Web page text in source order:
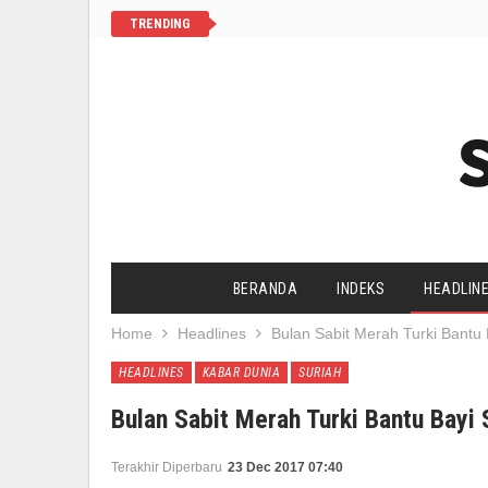
TRENDING
BERANDA INDEKS
SALAM CHANNEL YAA SALAAM
AGENDA UMAT
Home Headlines Bulan Sabit Merah Turki
HEADLINES KABAR DUNIA SURIAH
Bulan Sabit Merah Turki Bantu
Terakhir Diperbaru 23 Dec 2017 07:40